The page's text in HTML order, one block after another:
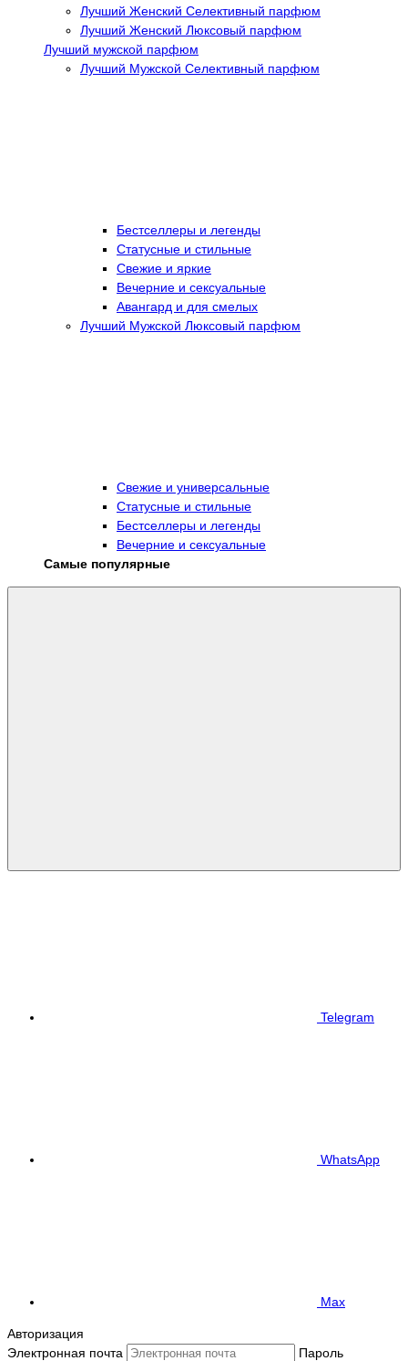
Лучший Женский Селективный парфюм
Лучший Женский Люксовый парфюм
Лучший мужской парфюм
Лучший Мужской Селективный парфюм
Бестселлеры и легенды
Статусные и стильные
Свежие и яркие
Вечерние и сексуальные
Авангард и для смелых
Лучший Мужской Люксовый парфюм
Свежие и универсальные
Статусные и стильные
Бестселлеры и легенды
Вечерние и сексуальные
Самые популярные
Telegram
WhatsApp
Max
Авторизация
Электронная почта
Пароль